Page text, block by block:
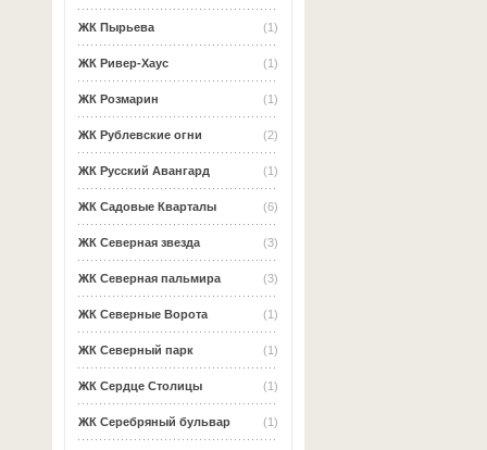
(1)
ЖК Пырьева
(1)
ЖК Ривер-Хаус
(1)
ЖК Розмарин
(2)
ЖК Рублевские огни
(1)
ЖК Русский Авангард
(6)
ЖК Садовые Кварталы
(3)
ЖК Северная звезда
(3)
ЖК Северная пальмира
(1)
ЖК Северные Ворота
(1)
ЖК Северный парк
(1)
ЖК Сердце Столицы
(1)
ЖК Серебряный бульвар